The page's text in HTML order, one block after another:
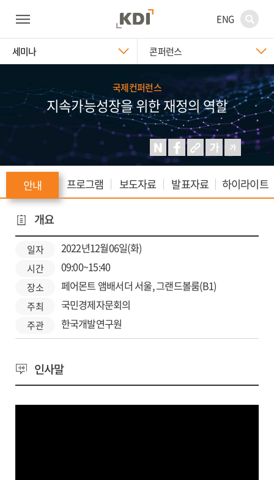
ENG
세미나 콘퍼런스
국제컨퍼런스
지속가능성장을 위한 재정의 역할
안내 프로그램 보도자료 발표자료 하이라이트
개요
일자 2022년12월06일(화)
시간 09:00~15:40
장소 페어몬트 앰배서더 서울, 그랜드볼룸(B1)
주최 국민경제자문회의
주관 한국개발연구원
인사말